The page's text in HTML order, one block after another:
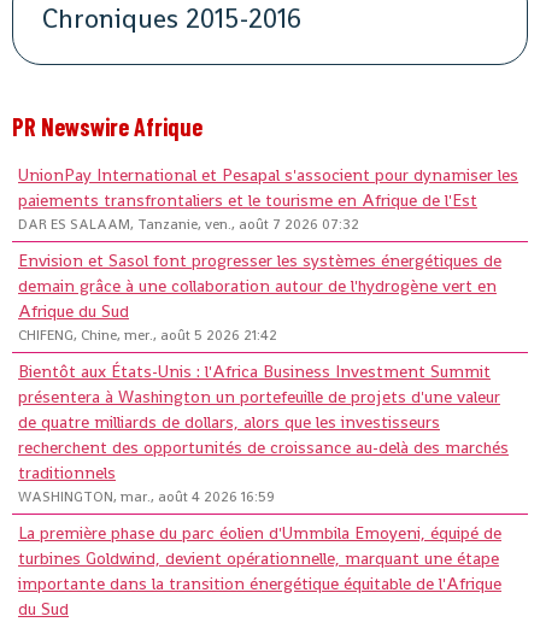
Chroniques 2015-2016
PR Newswire Afrique
UnionPay International et Pesapal s'associent pour dynamiser les
paiements transfrontaliers et le tourisme en Afrique de l'Est
DAR ES SALAAM, Tanzanie, ven., août 7 2026 07:32
Envision et Sasol font progresser les systèmes énergétiques de
demain grâce à une collaboration autour de l'hydrogène vert en
Afrique du Sud
CHIFENG, Chine, mer., août 5 2026 21:42
Bientôt aux États-Unis : l'Africa Business Investment Summit
présentera à Washington un portefeuille de projets d'une valeur
de quatre milliards de dollars, alors que les investisseurs
recherchent des opportunités de croissance au-delà des marchés
traditionnels
WASHINGTON, mar., août 4 2026 16:59
La première phase du parc éolien d'Ummbila Emoyeni, équipé de
turbines Goldwind, devient opérationnelle, marquant une étape
importante dans la transition énergétique équitable de l'Afrique
du Sud